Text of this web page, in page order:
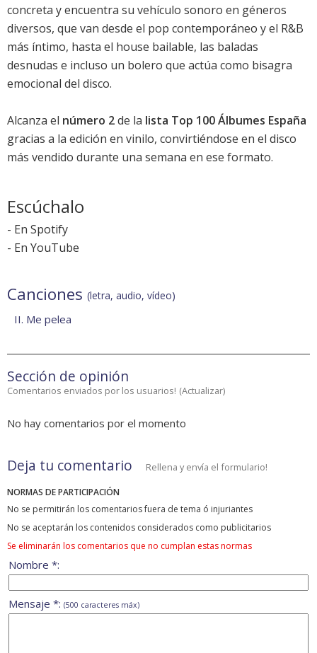
concreta y encuentra su vehículo sonoro en géneros
diversos, que van desde el pop contemporáneo y el R&B
más íntimo, hasta el house bailable, las baladas
desnudas e incluso un bolero que actúa como bisagra
emocional del disco.
Alcanza el número 2de la lista Top 100 Álbumes España
gracias a la edición en vinilo, convirtiéndose en el disco
más vendido durante una semana en ese formato.
Escúchalo
- En Spotify
- En YouTube
Canciones (letra, audio, vídeo)
II. Me pelea
Sección de opinión
Comentarios enviados por los usuarios! (Actualizar)
No hay comentarios por el momento
Deja tu comentario Rellena y envía el formulario!
NORMAS DE PARTICIPACIÓN
No se permitirán los comentarios fuera de tema ó injuriantes
No se aceptarán los contenidos considerados como publicitarios
Se eliminarán los comentarios que no cumplan estas normas
Nombre *:
Mensaje *: (500 caracteres máx)